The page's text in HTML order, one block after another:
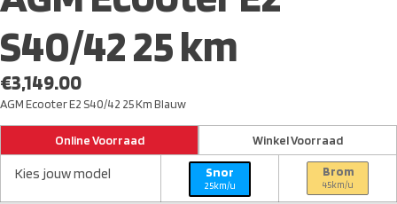
S40/42 25 km
€3,149.00
AGM Ecooter E2 S40/42 25 Km Blauw
Online Voorraad Winkel Voorraad
Kies jouw model Snor
25km/u
Brom
45km/u